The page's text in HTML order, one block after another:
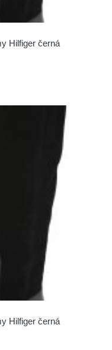
Hilfiger černá
Hilfiger černá